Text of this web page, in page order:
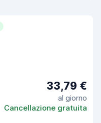
33,79 €
al giorno
Cancellazione gratuita